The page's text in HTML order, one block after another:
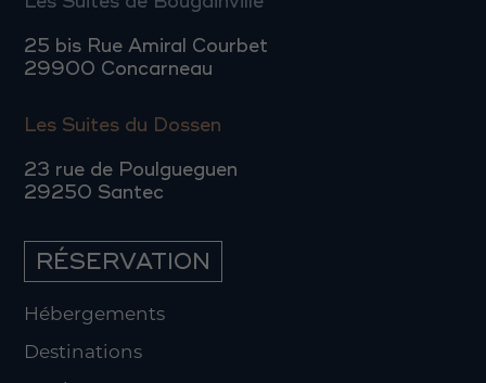
25 bis Rue Amiral Courbet
29900 Concarneau
Les Suites du Dossen
23 rue de Poulgueguen
29250 Santec
RÉSERVATION
Hébergements
Destinations